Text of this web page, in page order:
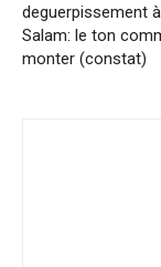
deguerpissement
Salam: le ton
monter (constat)